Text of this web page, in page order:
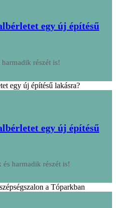
egy új építésű
részét is!
egy új építésű
harmadik részét is!